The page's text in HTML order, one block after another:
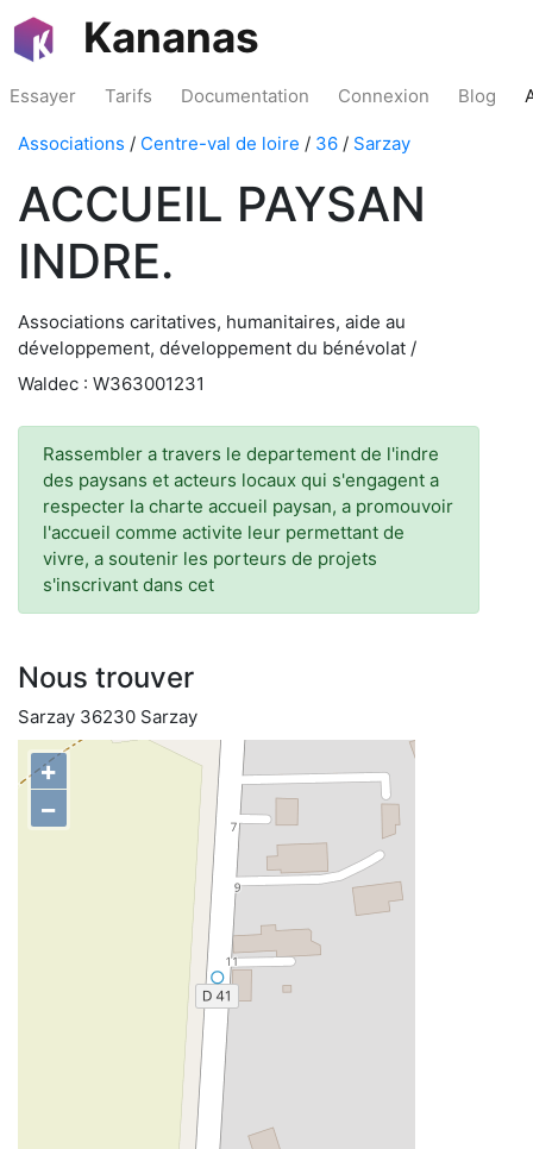
Kananas
Essayer Tarifs Documentation Connexion Blog
Associations / Centre-val de loire / 36 / Sarzay
ACCUEIL PAYSAN
INDRE.
Associations caritatives, humanitaires, aide au
développement, développement du bénévolat /
Waldec : W363001231
Rassembler a travers le departement de l'indre
des paysans et acteurs locaux qui s'engagent a
respecter la charte accueil paysan, a promouvoir
l'accueil comme activite leur permettant de
vivre, a soutenir les porteurs de projets
s'inscrivant dans cet
Nous trouver
Sarzay 36230 Sarzay
+
−